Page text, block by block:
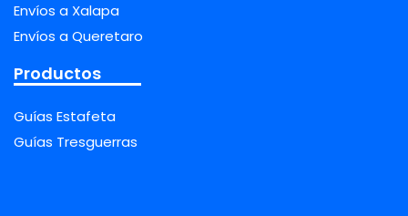
Envíos a Xalapa
Envíos a Queretaro
Productos
Guías Estafeta
Guías Tresguerras